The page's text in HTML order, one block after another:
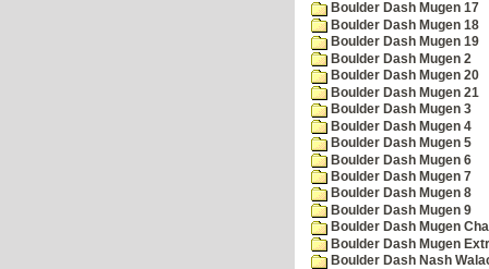
Boulder Dash Mugen 17
Boulder Dash Mugen 18
Boulder Dash Mugen 19
Boulder Dash Mugen 2
Boulder Dash Mugen 20
Boulder Dash Mugen 21
Boulder Dash Mugen 3
Boulder Dash Mugen 4
Boulder Dash Mugen 5
Boulder Dash Mugen 6
Boulder Dash Mugen 7
Boulder Dash Mugen 8
Boulder Dash Mugen 9
Boulder Dash Mugen
Boulder Dash Mugen
Boulder Dash Nash